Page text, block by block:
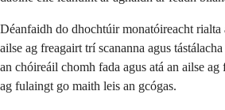
Déanfaidh do dhochtúir monatóireacht
ailse ag freagairt trí scananna agus
an chóireáil chomh fada agus atá an ailse
ag fulaingt go maith leis an gcógas.